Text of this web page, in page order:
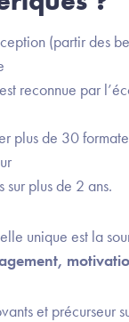
(partir des
reconnue par
de 30
sur plus de 2 ans.
unique est la
et précurseur